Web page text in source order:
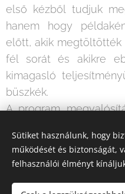
első kézből tudjuk
hanem hogy
előtt, akik megtöltötték
fél sorát és akikre
kimagasló
büszkék.
A program
éves"
önkormányzati
Sütiket használunk, hogy
működését és biztonságát,
felhasználói élményt